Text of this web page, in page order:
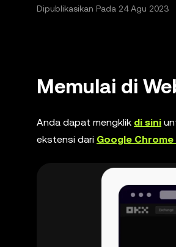
Dipublikasikan Pada 24 Agu 2023
Memulai di
Anda dapat mengklik di sini
ekstensi dari Google